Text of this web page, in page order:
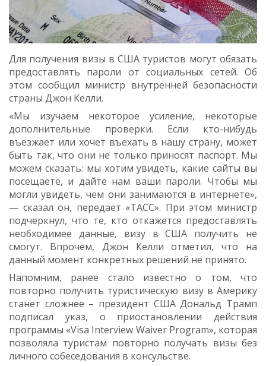
Для получения визы в США туристов могут обязать
предоставлять пароли от социальных сетей. Об
этом сообщил министр внутренней безопасности
страны Джон Келли.
«Мы изучаем некоторое усиление, некоторые
дополнительные проверки. Если кто-нибудь
въезжает или хочет въехать в нашу страну, может
быть так, что они не только приносят паспорт. Мы
можем сказать: мы хотим увидеть, какие сайты вы
посещаете, и дайте нам ваши пароли. Чтобы мы
могли увидеть, чем они занимаются в интернете»,
— сказал он, передает «ТАСС». При этом министр
подчеркнул, что те, кто откажется предоставлять
необходимее данные, визу в США получить не
смогут. Впрочем, Джон Келли отметил, что на
данный момент конкретных решений не принято.
Напомним, ранее стало известно о том, что
повторно получить туристическую визу в Америку
станет сложнее – президент США Дональд Трамп
подписал указ, о приостановлении действия
программы «Visa Interview Waiver Program», которая
позволяла туристам повторно получать визы без
личного собеседования в консульстве.